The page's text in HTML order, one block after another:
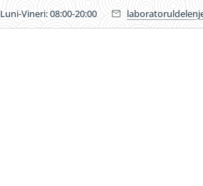
Luni-Vineri: 08:00-20:00